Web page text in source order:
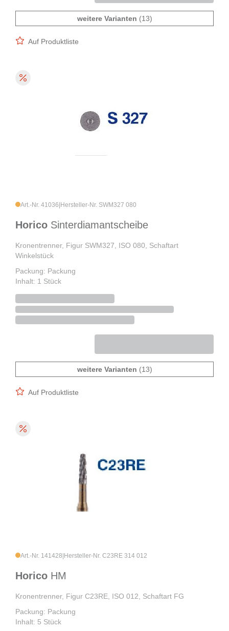
weitere Varianten (13)
Auf Produktliste
Art.-Nr. 41036 Hersteller-Nr. SWM327 080
Horico Sinterdiamantscheibe
Kronentrenner, Figur SWM327, ISO 080, Schaftart
Winkelstück
Packung: Packung
Inhalt: 1 Stück
weitere Varianten (13)
Auf Produktliste
Art.-Nr. 141428 Hersteller-Nr. C23RE 314 012
Horico HM
Kronentrenner, Figur C23RE, ISO 012, Schaftart FG
Packung: Packung
Inhalt: 5 Stück